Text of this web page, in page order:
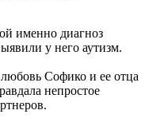
именно диагноз
у него аутизм.
Софико и ее отца
непростое